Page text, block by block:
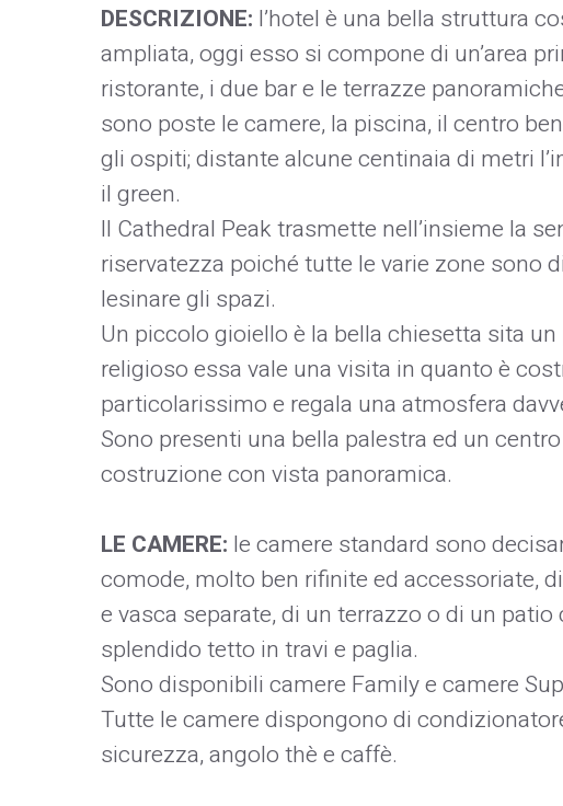
DESCRIZIONE: l’hotel è una bella struttura
ampliata, oggi esso si compone di un’area
ristorante, i due bar e le terrazze
sono poste le camere, la piscina, il centro
gli ospiti; distante alcune centinaia di metri
il green.
Il Cathedral Peak trasmette nell’insieme la
riservatezza poiché tutte le varie zone sono
lesinare gli spazi.
Un piccolo gioiello è la bella chiesetta sita un
religioso essa vale una visita in quanto è
particolarissimo e regala una atmosfera
Sono presenti una bella palestra ed un
costruzione con vista panoramica.
LE CAMERE: le camere standard sono
comode, molto ben rifinite ed accessoriate,
e vasca separate, di un terrazzo o di un
splendido tetto in travi e paglia.
Sono disponibili camere Family e camere
Tutte le camere dispongono di
sicurezza, angolo thè e caffè.